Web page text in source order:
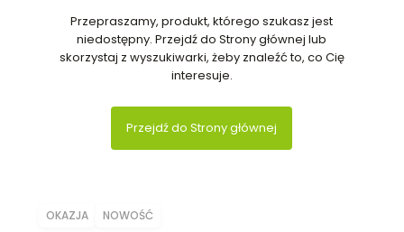
Przepraszamy, produkt, którego szukasz jest
niedostępny. Przejdź do Strony głównej lub
skorzystaj z wyszukiwarki, żeby znaleźć to, co Cię
interesuje.
Przejdź do Strony głównej
OKAZJA NOWOŚĆ